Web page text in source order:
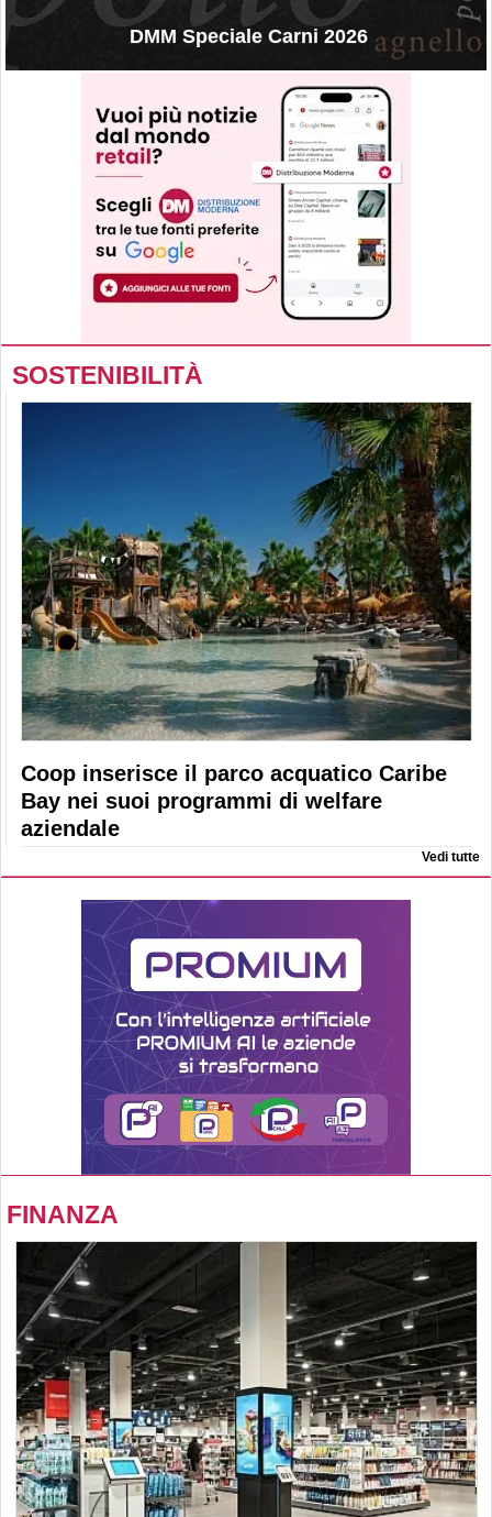
DMM Speciale Carni 2026
SOSTENIBILITÀ
Coop inserisce il parco acquatico Caribe
Bay nei suoi programmi di welfare
aziendale
Vedi tutte
FINANZA